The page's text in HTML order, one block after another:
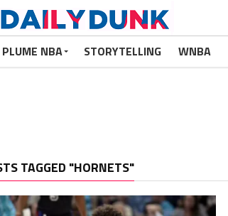
NBA STORYTELLING WNBA
TAGGED "HORNETS"